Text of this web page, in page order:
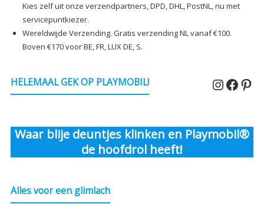
Kies zelf uit onze verzendpartners, DPD, DHL, PostNL, nu met
servicepuntkiezer.
Wereldwijde Verzending. Gratis verzending NL vanaf €100.
Boven €170 voor BE, FR, LUX DE, S.
HELEMAAL GEK OP PLAYMOBIL!
Waar blije deuntjes klinken en Playmobil®
de hoofdrol heeft!
Alles voor een glimlach